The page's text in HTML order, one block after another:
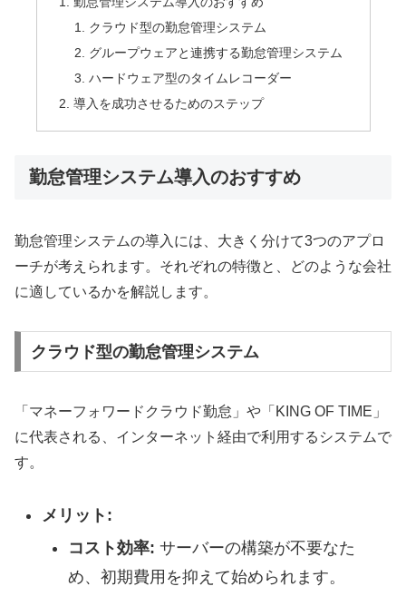
クラウド型の勤怠管理システム
グループウェアと連携する勤怠管理システム
ハードウェア型のタイムレコーダー
導入を成功させるためのステップ
勤怠管理システム導入のおすすめ
勤怠管理システムの導入には、大きく分けて3つのアプロ
ーチが考えられます。それぞれの特徴と、どのような会社
に適しているかを解説します。
クラウド型の勤怠管理システム
「マネーフォワードクラウド勤怠」や「KING OF TIME」
に代表される、インターネット経由で利用するシステムで
す。
メリット:
コスト効率: サーバーの構築が不要なた
め、初期費用を抑えて始められます。